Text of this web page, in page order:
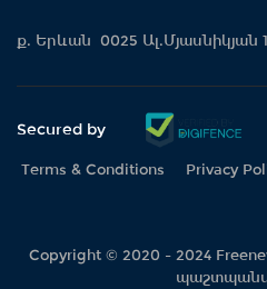
ք. Երևան 0025 Ալ.Մյասնիկյան
Secured by
Terms & Conditions Privacy
Copyright © 2020 - 2024